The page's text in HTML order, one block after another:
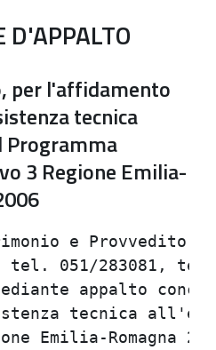
D'APPALTO
per l'affidamento
tecnica
Programma
3 Regione Emilia-
e
52, tel. 051/
mediante
tecnica
Regione